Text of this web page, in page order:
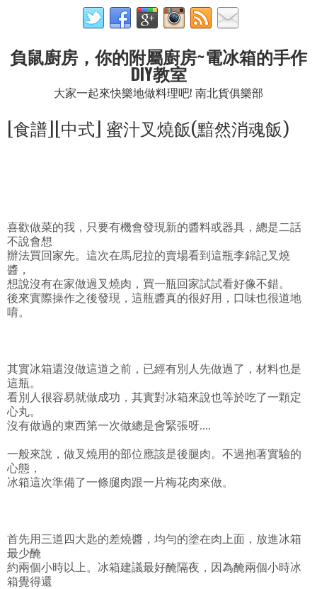
負鼠廚房，你的附屬廚房~電冰箱的手作
DIY教室
大家一起來快樂地做料理吧! 南北貨俱樂部
[食譜][中式] 蜜汁叉燒飯(黯然消魂飯)
喜歡做菜的我，只要有機會發現新的醬料或器具，總是二話
不說會想
辦法買回家先。這次在馬尼拉的賣場看到這瓶李錦記叉燒
醬，
想說沒有在家做過叉燒肉，買一瓶回家試試看好像不錯。
後來實際操作之後發現，這瓶醬真的很好用，口味也很道地
唷。
其實冰箱還沒做這道之前，已經有別人先做過了，材料也是
這瓶。
看別人很容易就做成功，其實對冰箱來說也等於吃了一顆定
心丸。
沒有做過的東西第一次做總是會緊張呀....
一般來說，做叉燒用的部位應該是後腿肉。不過抱著實驗的
心態，
冰箱這次準備了一條腿肉跟一片梅花肉來做。
首先用三道四大匙的差燒醬，均勻的塗在肉上面，放進冰箱
最少醃
約兩個小時以上。冰箱建議最好醃隔夜，因為醃兩個小時冰
箱覺得還